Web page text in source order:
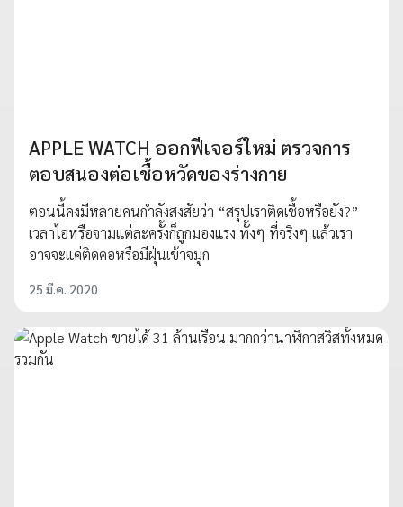
APPLE WATCH ออกฟีเจอร์ใหม่ ตรวจการ
ตอบสนองต่อเชื้อหวัดของร่างกาย
ตอนนี้คงมีหลายคนกำลังสงสัยว่า “สรุปเราติดเชื้อหรือยัง?”
เวลาไอหรือจามแต่ละครั้งก็ถูกมองแรง ทั้งๆ ที่จริงๆ แล้วเรา
อาจจะแค่ติดคอหรือมีฝุ่นเข้าจมูก
25 มี.ค. 2020